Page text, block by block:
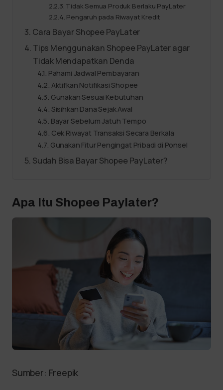
Tidak Semua Produk Berlaku PayLater
Pengaruh pada Riwayat Kredit
Cara Bayar Shopee PayLater
Tips Menggunakan Shopee PayLater agar
Tidak Mendapatkan Denda
Pahami Jadwal Pembayaran
Aktifkan Notifikasi Shopee
Gunakan Sesuai Kebutuhan
Sisihkan Dana Sejak Awal
Bayar Sebelum Jatuh Tempo
Cek Riwayat Transaksi Secara Berkala
Gunakan Fitur Pengingat Pribadi di Ponsel
Sudah Bisa Bayar Shopee PayLater?
Apa Itu Shopee Paylater?
Sumber: Freepik